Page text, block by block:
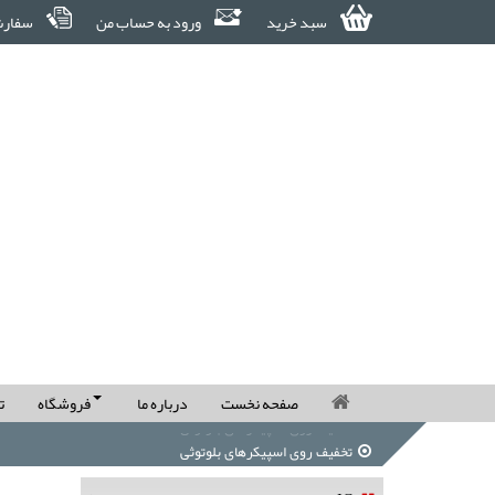
سبد خرید ورود به حساب من
صفحه نخست درباره ما فروشگاه
تخفیف روی اسپیکرهای بلوتوثی